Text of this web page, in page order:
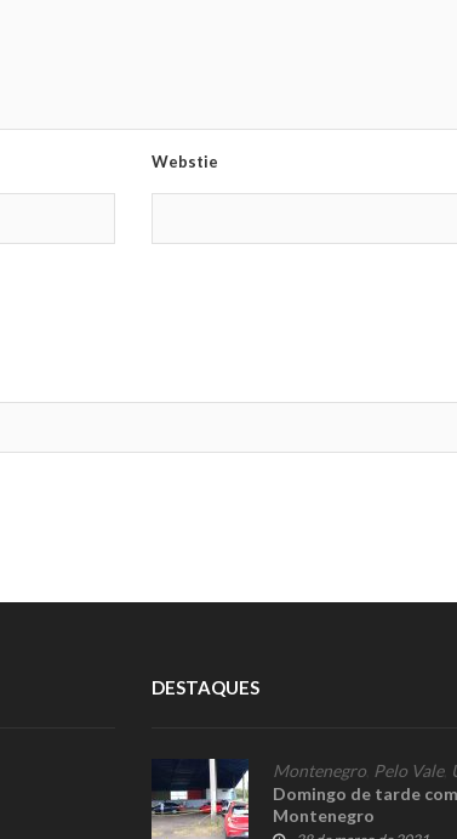
Webstie
DESTAQUES
Montenegro Pelo Vale,
Domingo de tarde
Montenegro